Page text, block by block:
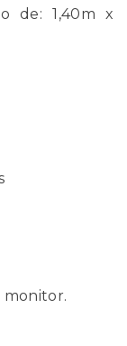
de: 1,40m x
monitor.